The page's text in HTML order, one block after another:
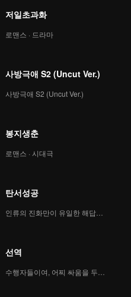
저일초과화
로맨스 · 드라마
사방극애 S2 (Uncut Ver.)
사방극애 S2 (Uncut Ver.)
봉지생춘
로맨스 · 시대극
탄서성공
인류의 진화만이 유일한 해답이다
선역